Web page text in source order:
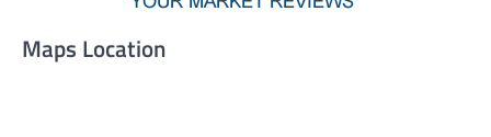
Maps Location